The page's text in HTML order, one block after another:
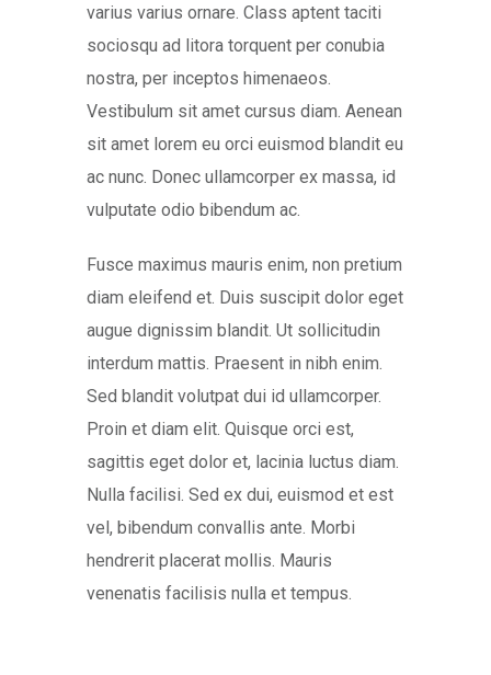
varius varius ornare. Class aptent taciti
sociosqu ad litora torquent per conubia
nostra, per inceptos himenaeos.
Vestibulum sit amet cursus diam. Aenean
sit amet lorem eu orci euismod blandit eu
ac nunc. Donec ullamcorper ex massa, id
vulputate odio bibendum ac.
Fusce maximus mauris enim, non pretium
diam eleifend et. Duis suscipit dolor eget
augue dignissim blandit. Ut sollicitudin
interdum mattis. Praesent in nibh enim.
Sed blandit volutpat dui id ullamcorper.
Proin et diam elit. Quisque orci est,
sagittis eget dolor et, lacinia luctus diam.
Nulla facilisi. Sed ex dui, euismod et est
vel, bibendum convallis ante. Morbi
hendrerit placerat mollis. Mauris
venenatis facilisis nulla et tempus.